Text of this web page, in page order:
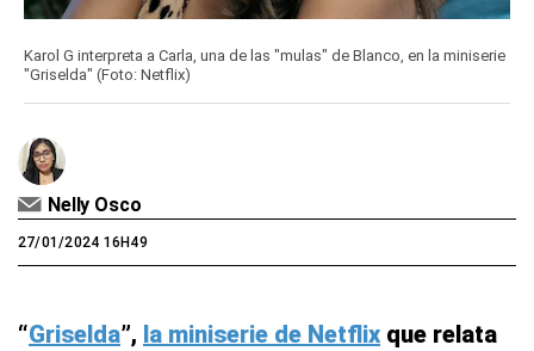
Karol G interpreta a Carla, una de las "mulas" de Blanco, en la miniserie
"Griselda" (Foto: Netflix)
Nelly Osco
27/01/2024 16H49
“Griselda”, la miniserie de Netflix que relata